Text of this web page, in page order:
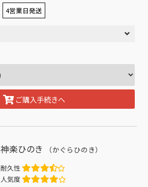
4営業日発送
ご購入手続きへ
神楽ひのき （かぐらひのき）
耐久性
人気度